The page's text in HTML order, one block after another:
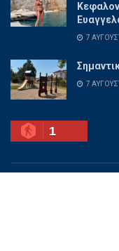
7
7
1